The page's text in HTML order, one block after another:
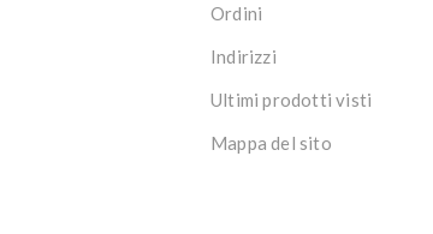
Ordini
Indirizzi
Ultimi prodotti visti
Mappa del sito